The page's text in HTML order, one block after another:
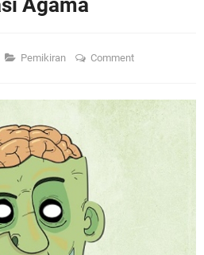
Agama
Pemikiran Comment